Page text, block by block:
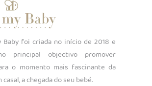
Baby foi criada no início de 2018 e
principal objectivo promover
o momento mais fascinante da
casal, a chegada do seu bebé.